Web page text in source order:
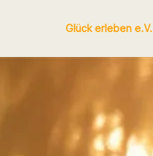
Glück erleben e.V.